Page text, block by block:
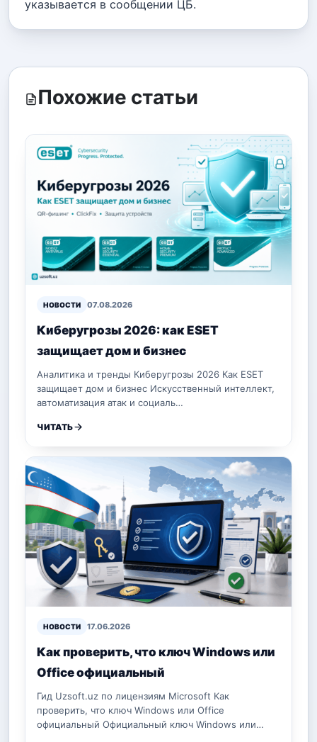
указывается в сообщении ЦБ.
Похожие статьи
НОВОСТИ 07.08.2026
Киберугрозы 2026: как ESET
защищает дом и бизнес
Аналитика и тренды Киберугрозы 2026 Как ESET
защищает дом и бизнес Искусственный интеллект,
автоматизация атак и социаль…
ЧИТАТЬ
НОВОСТИ 17.06.2026
Как проверить, что ключ Windows или
Office официальный
Гид Uzsoft.uz по лицензиям Microsoft Как
проверить, что ключ Windows или Office
официальный Официальный ключ Windows или…